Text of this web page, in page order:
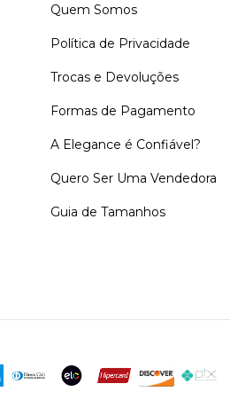
Quem Somos
Política de Privacidade
Trocas e Devoluções
Formas de Pagamento
A Elegance é Confiável?
Quero Ser Uma Vendedora
Guia de Tamanhos